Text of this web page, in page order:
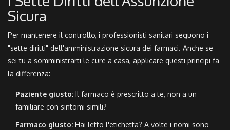
Sicura
Per mantenere il controllo, i professionisti sanitari seguono i
"sette diritti" dell'amministrazione sicura dei farmaci. Anche se
sei tu a somministrarti le cure a casa, applicare questi principi fa
la differenza:
Paziente giusto: Il farmaco è prescritto a te, non a un
familiare con sintomi simili?
Farmaco giusto: Hai letto l'etichetta? A volte i nomi sono